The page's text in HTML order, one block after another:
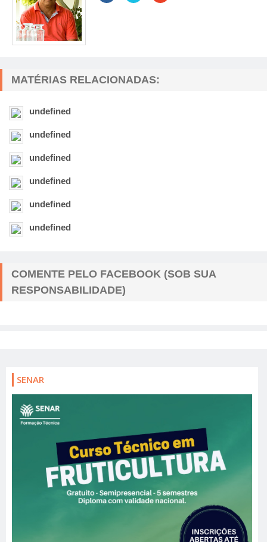
MATÉRIAS RELACIONADAS:
undefined
undefined
undefined
undefined
undefined
undefined
COMENTE PELO FACEBOOK (SOB SUA
RESPONSABILIDADE)
SENAR